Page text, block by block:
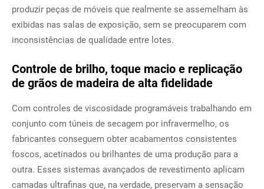
produzir peças de móveis que realmente se assemelham às
exibidas nas salas de exposição, sem se preocuparem com
inconsistências de qualidade entre lotes.
Controle de brilho, toque macio e replicação
de grãos de madeira de alta fidelidade
Com controles de viscosidade programáveis trabalhando em
conjunto com túneis de secagem por infravermelho, os
fabricantes conseguem obter acabamentos consistentes
foscos, acetinados ou brilhantes de uma produção para a
outra. Esses sistemas avançados de revestimento aplicam
camadas ultrafinas que, na verdade, preservam a sensação